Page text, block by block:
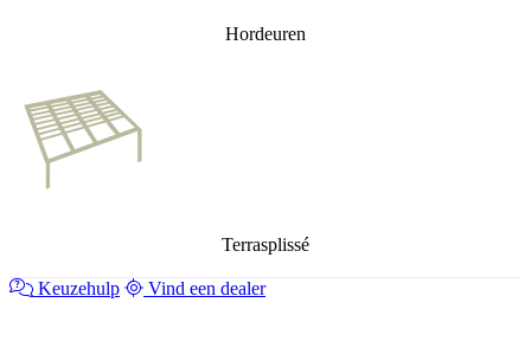
Hordeuren
Terrasplissé
Keuzehulp Vind een dealer